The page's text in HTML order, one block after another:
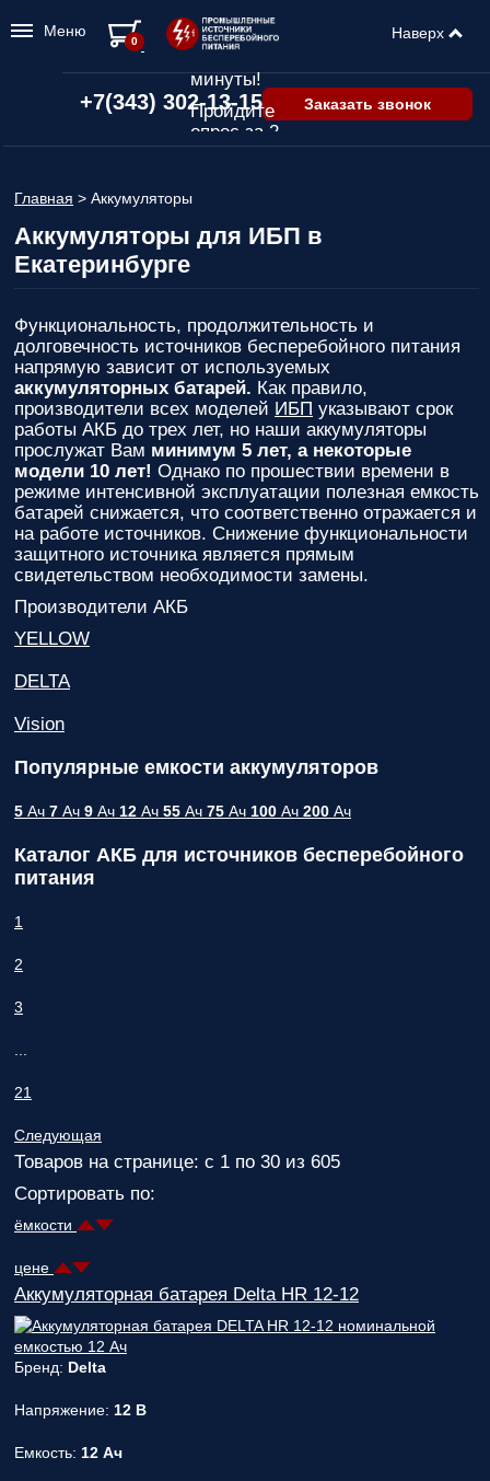
+7(343) 302-13-15 Заказать звонок
Главная > Аккумуляторы
Аккумуляторы для ИБП в
Екатеринбурге
Функциональность, продолжительность и
долговечность источников бесперебойного питания
напрямую зависит от используемых
аккумуляторных батарей. Как правило,
производители всех моделей ИБП указывают срок
работы АКБ до трех лет, но наши аккумуляторы
прослужат Вам минимум 5 лет, а некоторые
модели 10 лет! Однако по прошествии времени в
режиме интенсивной эксплуатации полезная емкость
батарей снижается, что соответственно отражается и
на работе источников. Снижение функциональности
защитного источника является прямым
свидетельством необходимости замены.
Производители АКБ
YELLOW
DELTA
Vision
Популярные емкости аккумуляторов
5 Ач 7 Ач 9 Ач 12 Ач 55 Ач 75 Ач 100 Ач 200 Ач
Каталог АКБ для источников бесперебойного
питания
1
2
3
21
Следующая
Товаров на странице: с 1 по 30 из 605
Сортировать по:
ёмкости
цене
Аккумуляторная батарея Delta HR 12-12
Бренд: Delta
Напряжение: 12 В
Емкость: 12 Ач
Меню Наверх
0
Подбор ИБП
минуты!
Пройдите
опрос за 2
минуты
какой ИБП
подходит
именно вам!
получите:
Список
рекомендованных
ИБПс
ценами,
учитывая
только
важные для
вас
параметры!
Персональную
скидку до
материалов!
Контакты
персонального